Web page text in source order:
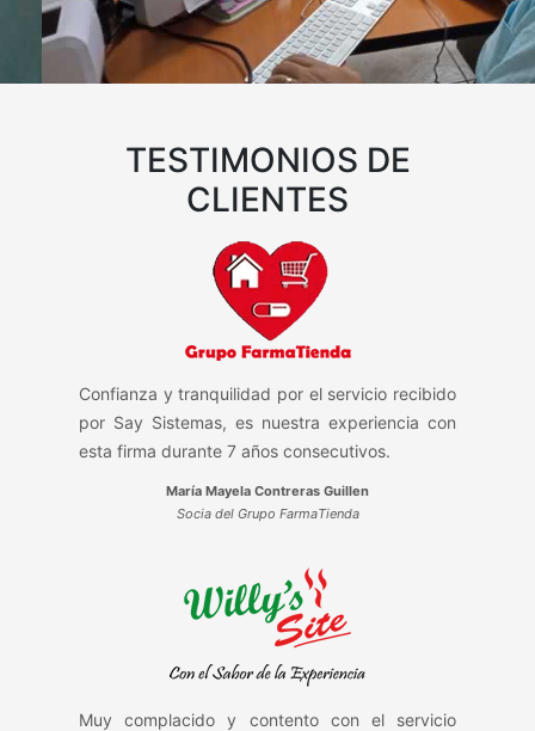
TESTIMONIOS DE
CLIENTES
Confianza y tranquilidad por el servicio recibido
por Say Sistemas, es nuestra experiencia con
esta firma durante 7 años consecutivos.
María Mayela Contreras Guillen
Socia del Grupo FarmaTienda
Muy complacido y contento con el servicio